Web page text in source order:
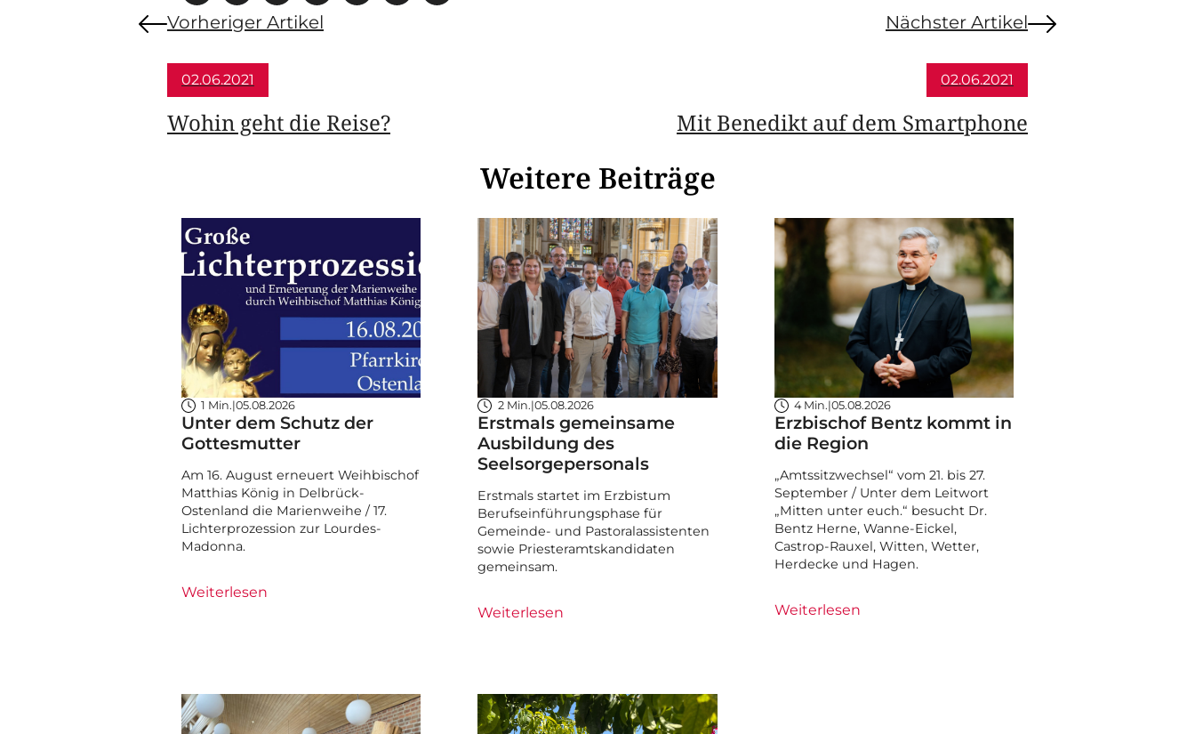
Vorheriger Artikel
02.06.2021
Wohin geht die Reise?
Nächster Artikel
02.06.2021
Mit Benedikt auf dem Smartphone
Weitere Beiträge
1 Min.|05.08.2026
Unter dem Schutz der
Gottesmutter
Am 16. August erneuert Weihbischof
Matthias König in Delbrück-
Ostenland die Marienweihe / 17.
Lichterprozession zur Lourdes-
Madonna.
Weiterlesen
2 Min.|05.08.2026
Erstmals gemeinsame
Ausbildung des
Seelsorgepersonals
Erstmals startet im Erzbistum
Berufseinführungsphase für
Gemeinde- und Pastoralassistenten
sowie Priesteramtskandidaten
gemeinsam.
Weiterlesen
4 Min.|05.08.2026
Erzbischof Bentz kommt in
die Region
„Amtssitzwechsel“ vom 21. bis 27.
September / Unter dem Leitwort
„Mitten unter euch.“ besucht Dr.
Bentz Herne, Wanne-Eickel,
Castrop-Rauxel, Witten, Wetter,
Herdecke und Hagen.
Weiterlesen